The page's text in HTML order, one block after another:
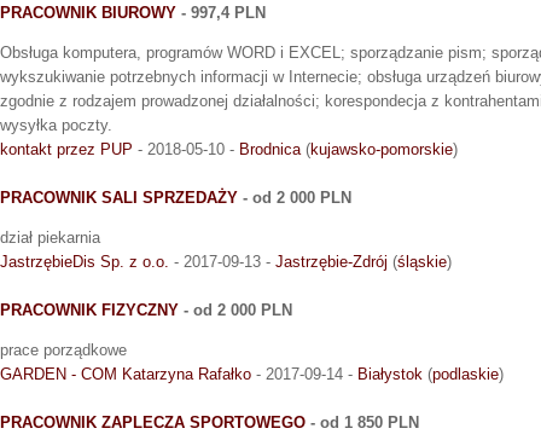
PRACOWNIK BIUROWY - 997,4 PLN
Obsługa komputera, programów WORD i EXCEL; sporządzanie pism;
wykszukiwanie potrzebnych informacji w Internecie; obsługa urządzeń
zgodnie z rodzajem prowadzonej działalności; korespondecja z
wysyłka poczty.
kontakt przez PUP - 2018-05-10 - Brodnica(kujawsko-pomorskie)
PRACOWNIK SALI SPRZEDAŻY - od 2 000 PLN
dział piekarnia
JastrzębieDis Sp. z o.o. - 2017-09-13 - Jastrzębie-Zdrój (śląskie)
PRACOWNIK FIZYCZNY - od 2 000 PLN
prace porządkowe
GARDEN - COM Katarzyna Rafałko - 2017-09-14 - Białystok (podlaskie)
PRACOWNIK ZAPLECZA SPORTOWEGO - od 1 850 PLN